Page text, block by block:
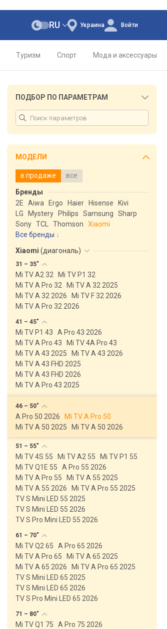
Украина
RU Войти
Туризм Спорт Мода и аксессуары
ПОДБОР ПО ПАРАМЕТРАМ
МОДЕЛИ
в продаже все
Бренды
2E
Aiwa Ergo Haier Hisense
Kivi
LG
Mystery Philips Samsung
Sharp
Sony TCL Thomson
Xiaomi
Все бренды
Xiaomi (диагональ)
31 – 35"
Mi TV A2 32
Mi TV P1 32
Mi TV A Pro 32
Mi TV A 32 2025
Mi TV A 32 2026
Mi TV F 32 2026
Mi TV A Pro 32 2026
41 – 45"
Mi TV P1 43
A Pro 43 2026
Mi TV A Pro 43
Mi TV 4A Pro 43
Mi TV A 43 2025
Mi TV A 43 2026
Mi TV A 43 FHD 2025
Mi TV A 43 FHD 2026
Mi TV A Pro 43 2025
46 – 50"
A Pro 50 2026
Mi TV A Pro 50
Mi TV A 50 2025
Mi TV A 50 2026
51 – 55"
Mi TV 4S 55 Mi TV A2 55
Mi TV P1 55
Mi TV Q1E 55
A Pro 55 2026
Mi TV A Pro 55
Mi TV A 55 2025
Mi TV A 55 2026
Mi TV A Pro 55 2025
TV S Mini LED 55 2025
TV S Mini LED 55 2026
TV S Pro Mini LED 55 2026
61 – 70"
Mi TV Q2 65
A Pro 65 2026
Mi TV A Pro 65
Mi TV A 65 2025
Mi TV A 65 2026
Mi TV A Pro 65 2025
TV S Mini LED 65 2025
TV S Mini LED 65 2026
TV S Pro Mini LED 65 2026
71 – 80"
Mi TV Q1 75
A Pro 75 2026